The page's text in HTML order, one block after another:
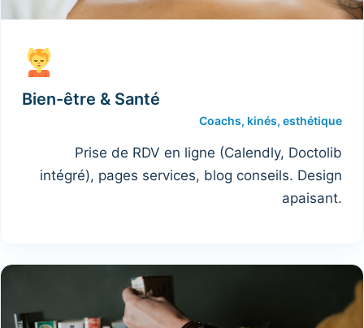
Bien-être & Santé
Coachs, kinés, esthétique
Prise de RDV en ligne (Calendly, Doctolib
intégré), pages services, blog conseils. Design
apaisant.